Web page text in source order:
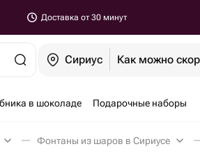
Доставка от 30 минут
Сириус Как можно
в шоколаде Подарочные наборы
Фонтаны из шаров в Сириусе